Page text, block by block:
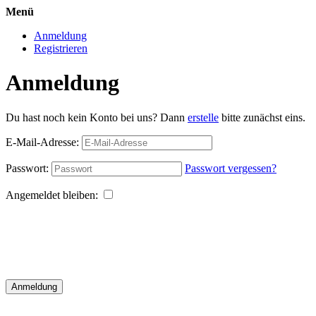
Menü
Anmeldung
Registrieren
Anmeldung
Du hast noch kein Konto bei uns? Dann erstelle bitte zunächst eins.
E-Mail-Adresse:
Passwort: Passwort vergessen?
Angemeldet bleiben:
Anmeldung